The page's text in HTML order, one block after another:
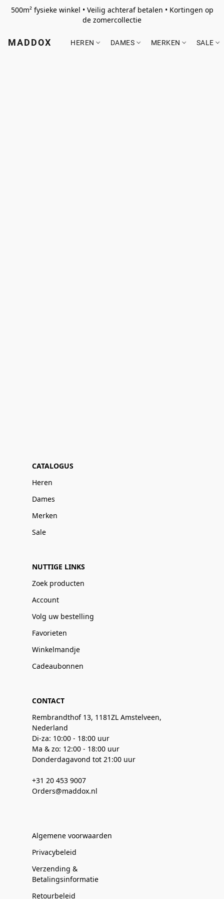
500m² fysieke winkel • Veilig achteraf betalen • Kortingen op
de zomercollectie
MADDOX HEREN DAMES MERKEN SALE
CATALOGUS
Heren
Dames
Merken
Sale
NUTTIGE LINKS
Zoek producten
Account
Volg uw bestelling
Favorieten
Winkelmandje
Cadeaubonnen
CONTACT
Rembrandthof 13, 1181ZL Amstelveen,
Nederland
Di-za: 10:00 - 18:00 uur
Ma & zo: 12:00 - 18:00 uur
Donderdagavond tot 21:00 uur
+31 20 453 9007
Orders@maddox.nl
Algemene voorwaarden
Privacybeleid
Verzending &
Betalingsinformatie
Retourbeleid